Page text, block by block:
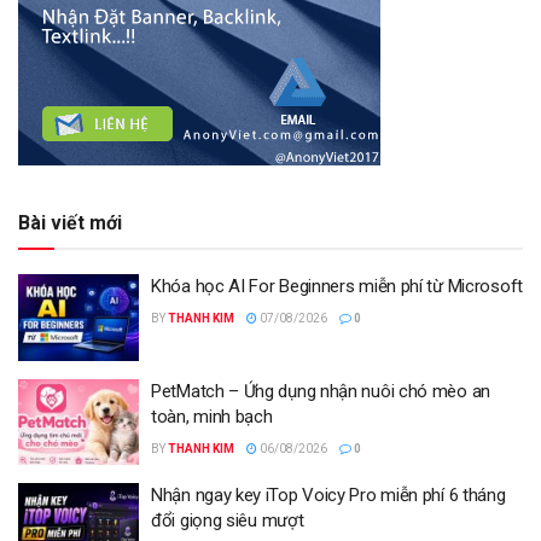
Bài viết mới
Khóa học AI For Beginners miễn phí từ Microsoft
BYTHANH KIM 07/08/2026 0
PetMatch – Ứng dụng nhận nuôi chó mèo an
toàn, minh bạch
BYTHANH KIM 06/08/2026 0
Nhận ngay key iTop Voicy Pro miễn phí 6 tháng
đổi giọng siêu mượt